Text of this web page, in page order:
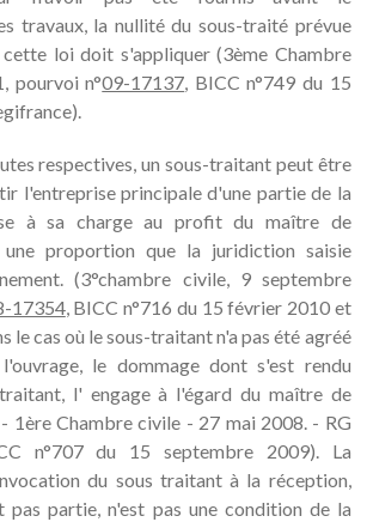
travaux, la nullité du sous-traité prévue
loi doit s'appliquer (3ème Chambre
pourvoi n°09-17137, BICC n°749 du 15
respectives, un sous-traitant peut être
l'entreprise principale d'une partie de la
à sa charge au profit du maître de
une proportion que la juridiction saisie
(3°chambre civile, 9 septembre
17354, BICC n°716 du 15 février 2010 et
le cas où le sous-traitant n'a pas été agréé
le dommage dont s'est rendu
l' engage à l'égard du maître de
1ère Chambre civile - 27 mai 2008. - RG
n°707 du 15 septembre 2009). La
du sous traitant à la réception,
pas partie, n'est pas une condition de la